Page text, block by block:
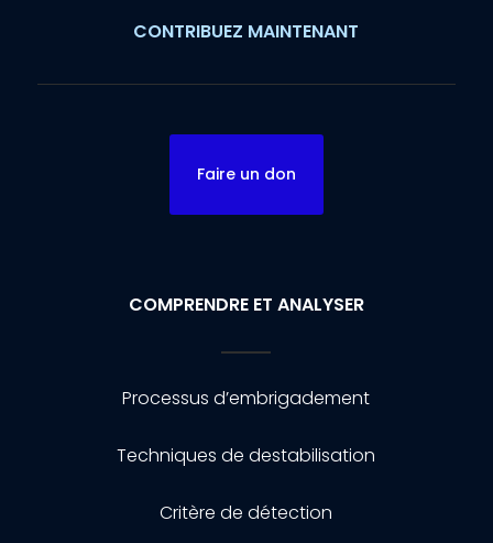
CONTRIBUEZ MAINTENANT
Faire un don
COMPRENDRE ET ANALYSER
Processus d’embrigadement
Techniques de destabilisation
Critère de détection